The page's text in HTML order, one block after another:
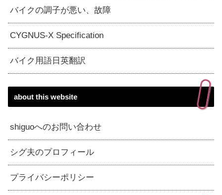
バイクの調子が悪い、故障
CYGNUS-X Specification
バイク用語日英翻訳
about this website
shiguoへのお問い合わせ
シグ夫のプロフィール
プライバシーポリシー